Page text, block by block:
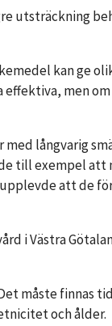
utsträckning
kan ge
men
långvarig
till exempel
att de
i Västra
måste
och ålder.